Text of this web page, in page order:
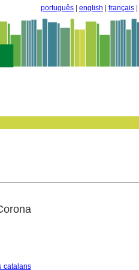
português english français
catalans